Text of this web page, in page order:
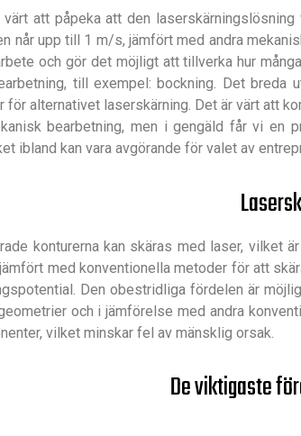
att påpeka att den
når upp till 1 m/s, jämfört med andra
och gör det möjligt att tillverka hur
till exempel: bockning. Det breda
för alternativet laserskärning. Det är värt att
bearbetning, men i gengäld får vi en
ibland kan vara avgörande för valet av
konturerna kan skäras med laser, vilket
med konventionella metoder för att
Den obestridliga fördelen är
och i jämförelse med andra
vilket minskar fel av mänsklig orsak.
De viktigaste